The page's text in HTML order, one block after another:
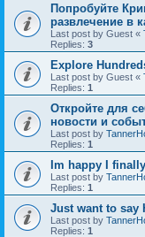
Попробуйте
развлечение в
Last post by Guest «
Replies: 3
Explore
Last post by Guest «
Replies: 1
Откройте для
новости и
Last post by
Replies: 1
Im happy I
Last post by
Replies: 1
Just want to say
Last post by
Replies: 1